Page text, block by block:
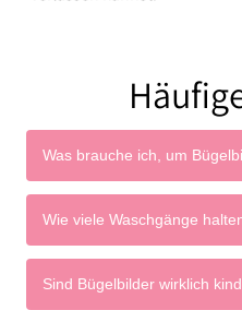
Was brauche ich, um
Wie viele Waschgänge
Sind Bügelbilder wirklich